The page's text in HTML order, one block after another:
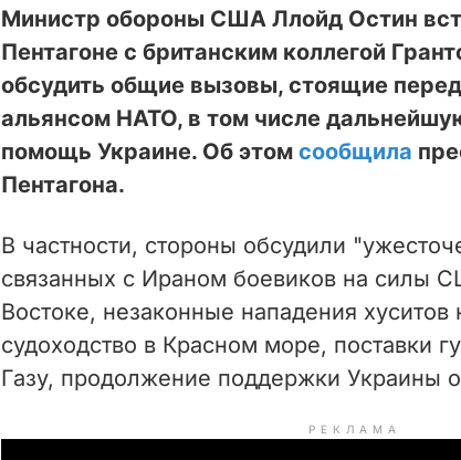
Министр обороны США Ллойд Остин
Пентагоне с британским коллегой
обсудить общие вызовы, стоящие
альянсом НАТО, в том числе
помощь Украине. Об этом сообщила
Пентагона.
В частности, стороны обсудили
связанных с Ираном боевиков на силы
Востоке, незаконные нападения
судоходство в Красном море, поставки
Газу, продолжение поддержки Украины
РЕКЛАМА